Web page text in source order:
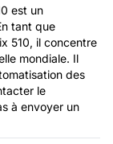
est un
tant que
510, il concentre
mondiale. Il
des
le
à envoyer un